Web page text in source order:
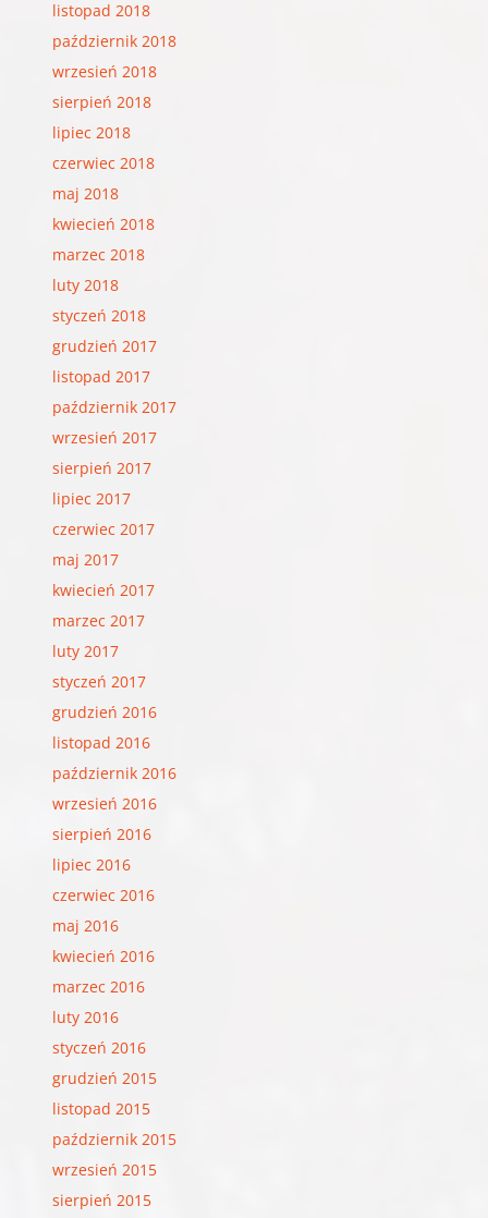
listopad 2018
październik 2018
wrzesień 2018
sierpień 2018
lipiec 2018
czerwiec 2018
maj 2018
kwiecień 2018
marzec 2018
luty 2018
styczeń 2018
grudzień 2017
listopad 2017
październik 2017
wrzesień 2017
sierpień 2017
lipiec 2017
czerwiec 2017
maj 2017
kwiecień 2017
marzec 2017
luty 2017
styczeń 2017
grudzień 2016
listopad 2016
październik 2016
wrzesień 2016
sierpień 2016
lipiec 2016
czerwiec 2016
maj 2016
kwiecień 2016
marzec 2016
luty 2016
styczeń 2016
grudzień 2015
listopad 2015
październik 2015
wrzesień 2015
sierpień 2015